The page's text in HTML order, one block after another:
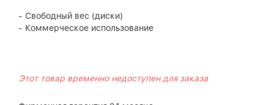
- Свободный вес (диски)
- Коммерческое использование
Этот товар временно недоступен для заказа